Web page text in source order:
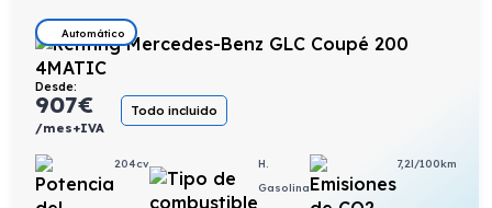
Automático
Desde:
907€
/mes+IVA
Todo incluido
204cv
H.
Gasolina
7,2l/100km